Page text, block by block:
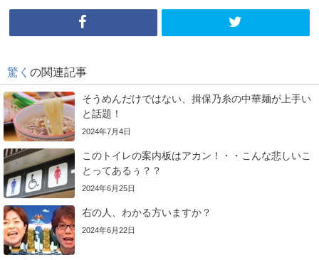
驚く の関連記事
そうめんだけではない、揖保乃糸の中華麺が上手い
と話題！
2024年7月4日
このトイレの案内板はアカン！・・こんな悲しいこ
とってあるぅ？？
2024年6月25日
右の人、わかる方いますか？
2024年6月22日